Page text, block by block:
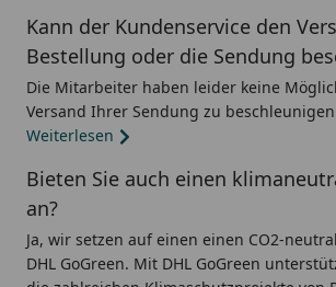
Kann der Kundenservice den
Bestellung oder die Sendung
Die Mitarbeiter haben leider keine
Versand Ihrer Sendung zu
Weiterlesen
Bieten Sie auch einen
an?
Ja, wir setzen auf einen einen CO2-
DHL GoGreen. Mit DHL GoGreen